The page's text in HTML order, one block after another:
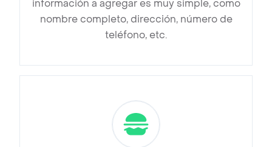
información a agregar es muy simple, como
nombre completo, dirección, número de
teléfono, etc.